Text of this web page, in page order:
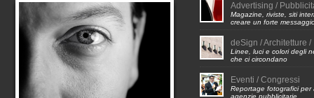
Advertising /
Magazine, riviste, siti
creare un forte
deSign / Architetture /
Linee, luci e colori degli
che ci circondano
Eventi / Congressi
Reportage fotografici per
agenzie pubblicitarie